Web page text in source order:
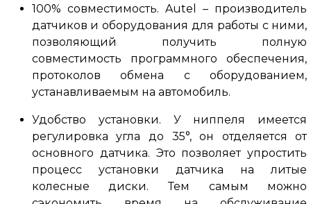
100% совместимость. Autel – производитель
датчиков и оборудования для работы с ними,
позволяющий получить полную
совместимость программного обеспечения,
протоколов обмена с оборудованием,
устанавливаемым на автомобиль.
Удобство установки.
У ниппеля имеется
регулировка угла до 35°, он отделяется от
основного датчика. Это позволяет упростить
процесс установки датчика на литые
колесные диски.
Тем самым можно